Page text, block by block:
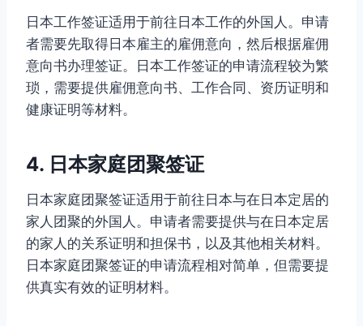
日本工作签证适用于前往日本工作的外国人。申请
者需要先取得日本雇主的雇佣意向，然后根据雇佣
意向书办理签证。日本工作签证的申请流程较为繁
琐，需要提供雇佣意向书、工作合同、资历证明和
健康证明等材料。
4. 日本家庭团聚签证
日本家庭团聚签证适用于前往日本与在日本定居的
家人团聚的外国人。申请者需要提供与在日本定居
的家人的关系证明和担保书，以及其他相关材料。
日本家庭团聚签证的申请流程相对简单，但需要提
供真实有效的证明材料。